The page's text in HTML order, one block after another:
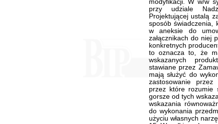
modyfikacji. W w/w
przy udziale
Projektującej ustalą
sposób świadczenia,
w aneksie do
załącznikach do niej
konkretnych
to oznacza to, że
wskazanych
stawiane przez
mają służyć do
zastosowanie przez
przez które rozumie
gorsze od tych
wskazania
do wykonania
użyciu własnych